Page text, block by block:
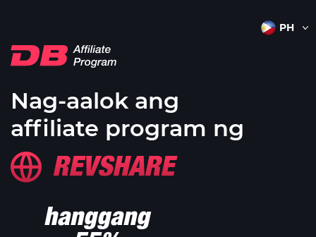
Nag-aalok ang
affiliate program ng
REVSHARE
hanggang